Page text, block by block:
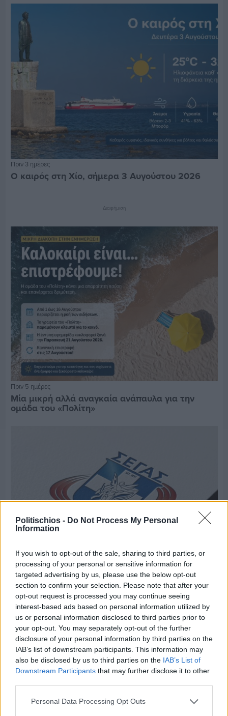
Politischios - Do Not Process My Personal
Information
If you wish to opt-out of the sale, sharing to third parties, or
processing of your personal or sensitive information for
targeted advertising by us, please use the below opt-out
section to confirm your selection. Please note that after your
opt-out request is processed you may continue seeing
interest-based ads based on personal information utilized by
us or personal information disclosed to third parties prior to
your opt-out. You may separately opt-out of the further
disclosure of your personal information by third parties on the
IAB’s list of downstream participants. This information may
also be disclosed by us to third parties on the IAB’s List of
Downstream Participants that may further disclose it to other
Personal Data Processing Opt Outs
Πριν 3 ημέρες
Ο καιρός στη Χίο, σήμερα 3 Αυγούστου 2026
Διαφήμιση
Πριν 5 ημέρες
Μία μικρή αλλά αναγκαία ανάπαυλα για την
ομάδα του «Πολίτη»
Πριν 5 ημέρες
Τρίτος στη σφαιροβολία στη διεθνή συνάντηση
Ελλάδας–Κύπρου Κ18 ο Δημήτρης Τέλλιος